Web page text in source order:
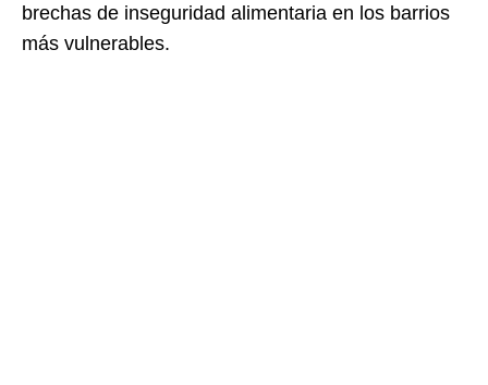
brechas de inseguridad alimentaria en los barrios
más vulnerables.